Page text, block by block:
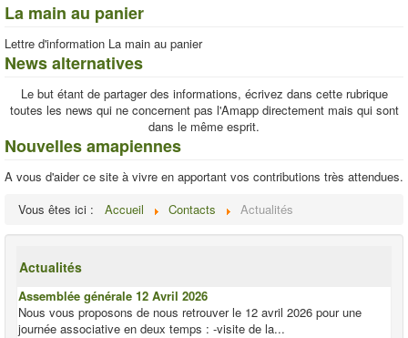
La main au panier
Lettre d'information La main au panier
News alternatives
Le but étant de partager des informations, écrivez dans cette rubrique
toutes les news qui ne concernent pas l'Amapp directement mais qui sont
dans le même esprit.
Nouvelles amapiennes
A vous d'aider ce site à vivre en apportant vos contributions très attendues.
Vous êtes ici :
Accueil Contacts Actualités
Actualités
Assemblée générale 12 Avril 2026
Nous vous proposons de nous retrouver le 12 avril 2026 pour une
journée associative en deux temps : -visite de la...